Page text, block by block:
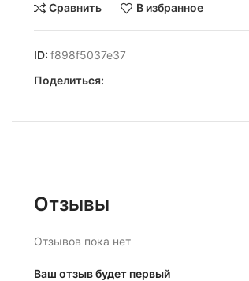
Сравнить В избранное
ID: f898f5037e37
Поделиться:
Отзывы
Отзывов пока нет
Ваш отзыв будет первый